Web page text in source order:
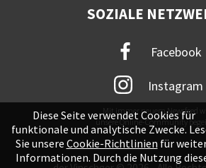
SOZIALE
Facebook
Instagram
Mit immer neuem Newsfeed
unsere Online-Community
Diese Seite verwendet Cookies für
funktionale und analytische Zwecke.
Sie unsere Cookie-Richtlinien für
Informationen. Durch die Nutzung